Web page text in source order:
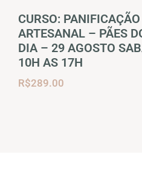
CURSO: PANIFICAÇÃO
ARTESANAL – PÃES
DIA – 29 AGOSTO
10H AS 17H
R$289.00